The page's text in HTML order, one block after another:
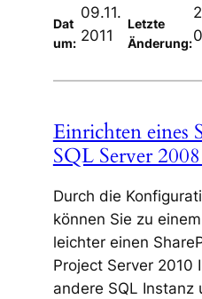
Dat
um:
09.11.
2011
Letzte
Änderung:
Einrichten eines
SQL Server
Durch die
können Sie zu
leichter einen
Project Server 2010
andere SQL Instanz